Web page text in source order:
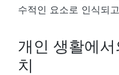
수적인 요소로 인식되
개인 생활에
치